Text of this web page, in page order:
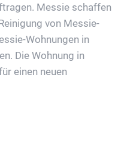
Messie schaffen
von Messie-
Wohnungen in
Die Wohnung in
einen neuen